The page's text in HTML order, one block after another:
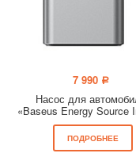
7 990 a
Насос для
«Baseus Energy Source
ПОДРОБНЕЕ